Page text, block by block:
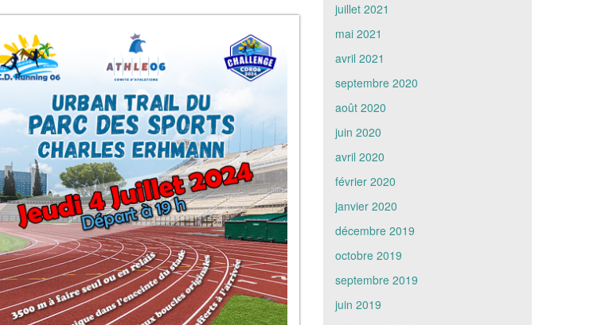
juillet 2021
mai 2021
avril 2021
septembre 2020
août 2020
juin 2020
avril 2020
février 2020
janvier 2020
décembre 2019
octobre 2019
septembre 2019
juin 2019